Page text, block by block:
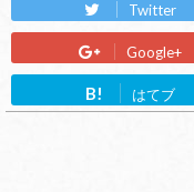
Twitter
Google+
B! はてブ